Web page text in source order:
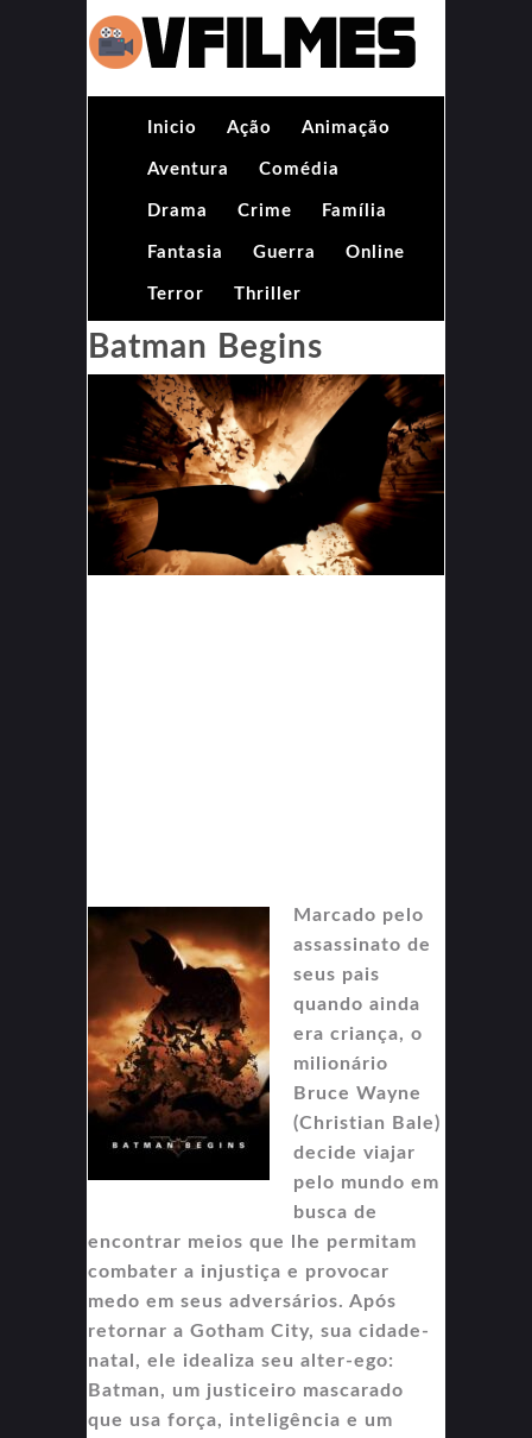
Inicio Ação Animação
Aventura Comédia
Drama Crime Família
Fantasia Guerra Online
Terror Thriller
Batman Begins
Marcado pelo
assassinato de
seus pais
quando ainda
era criança, o
milionário
Bruce Wayne
(Christian Bale)
decide viajar
pelo mundo em
busca de
encontrar meios que lhe permitam
combater a injustiça e provocar
medo em seus adversários. Após
retornar a Gotham City, sua cidade-
natal, ele idealiza seu alter-ego:
Batman, um justiceiro mascarado
que usa força, inteligência e um